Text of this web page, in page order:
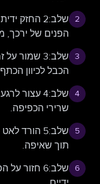
2
שלב:2
הפנים של
3
שלב:3 שמור
הכבל לכיוון
4
שלב:4
שרירי הכפיפה.
5
שלב:5
תוך שאיפה.
6
שלב:6